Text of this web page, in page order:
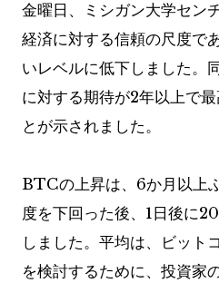
金曜日、ミシガン大学セン
経済に対する信頼の尺度で
いレベルに低下しました。
に対する期待が2年以上で
とが示されました。
BTCの上昇は、6か月以上
度を下回った後、1日後に
しました。平均は、ビット
を検討するために、投資家